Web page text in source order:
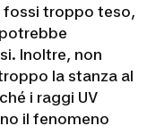
fossi troppo teso,
Inoltre, non
la stanza al
i raggi UV
il fenomeno